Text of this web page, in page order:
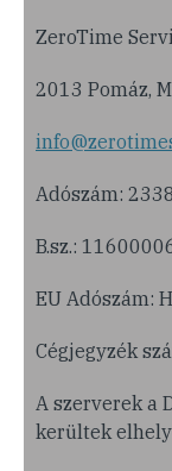
ZeroTime
2013 Pomáz,
Adószám:
B.sz.:
EU Adószám:
Cégjegyzék
A szerverek a
kerültek